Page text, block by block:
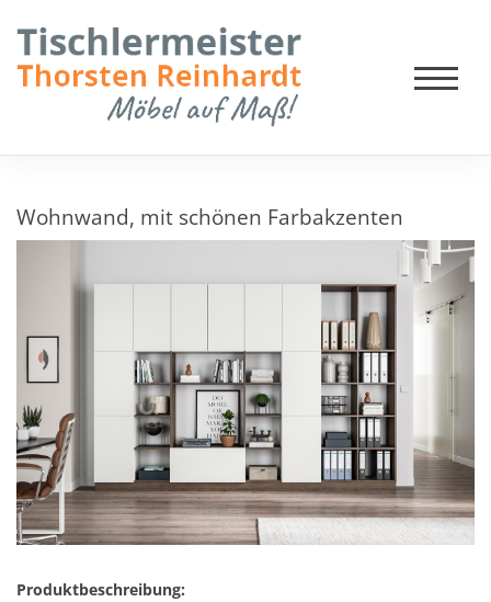
Wohnwand, mit schönen Farbakzenten
Produktbeschreibung: